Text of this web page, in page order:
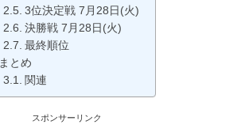
3位決定戦 7月28日(火)
決勝戦 7月28日(火)
最終順位
まとめ
関連
スポンサーリンク